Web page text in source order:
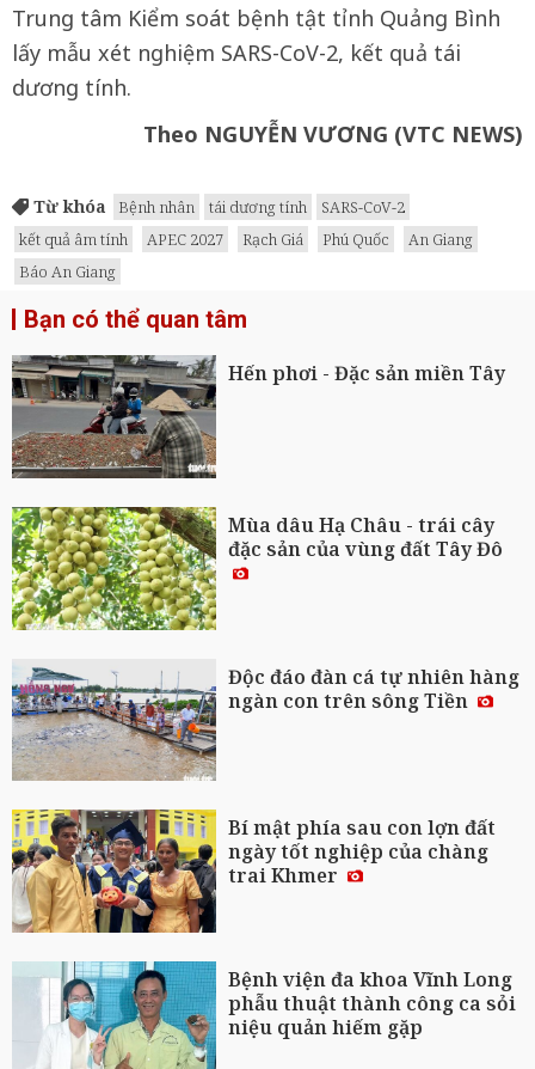
Trung tâm Kiểm soát bệnh tật tỉnh Quảng Bình
lấy mẫu xét nghiệm SARS-CoV-2, kết quả tái
dương tính.
Theo NGUYỄN VƯƠNG (VTC NEWS)
Từ khóa Bệnh nhân tái dương tính
SARS-CoV-2
kết quả âm tính
APEC 2027 Rạch Giá Phú Quốc
An Giang
Báo An Giang
Bạn có thể quan tâm
Hến phơi - Đặc sản miền Tây
Mùa dâu Hạ Châu - trái cây
đặc sản của vùng đất Tây Đô
Độc đáo đàn cá tự nhiên hàng
ngàn con trên sông Tiền
Bí mật phía sau con lợn đất
ngày tốt nghiệp của chàng
trai Khmer
Bệnh viện đa khoa Vĩnh Long
phẫu thuật thành công ca sỏi
niệu quản hiếm gặp